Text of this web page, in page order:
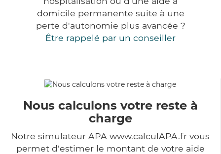
domicile permanente suite à une
perte d'autonomie plus avancée ?
Être rappelé par un conseiller
Nous calculons votre reste à
charge
Notre simulateur APA www.calculAPA.fr vous
permet d'estimer le montant de votre aide